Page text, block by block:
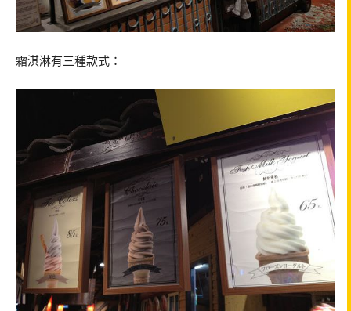
霜淇淋有三種款式：